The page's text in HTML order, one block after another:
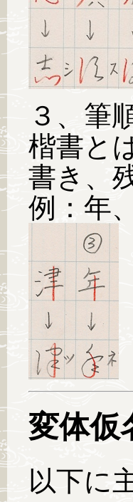
３、筆
楷書と
書き、
例：年
変体仮
以下に